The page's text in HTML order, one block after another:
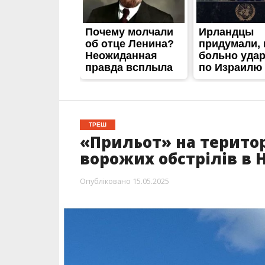
ТРЕШ
«Прильот» на
ворожих обстрілів в
Опубліковано 15.05.2025